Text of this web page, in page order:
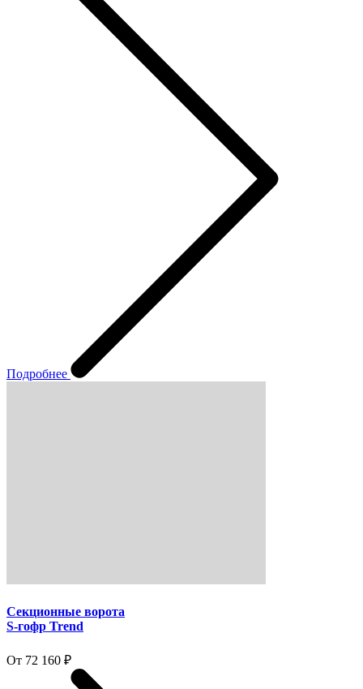
Подробнее
Секционные ворота
S-гофр Trend
От 72 160 ₽